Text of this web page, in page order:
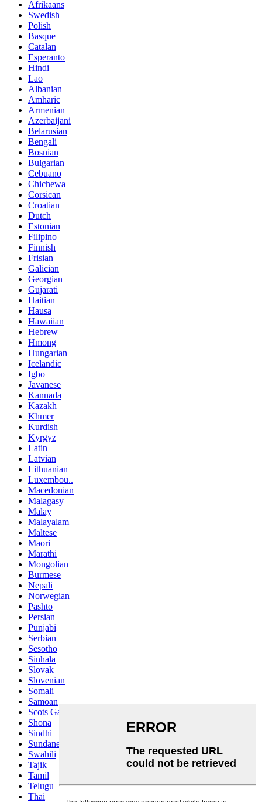
Afrikaans
Swedish
Polish
Basque
Catalan
Esperanto
Hindi
Lao
Albanian
Amharic
Armenian
Azerbaijani
Belarusian
Bengali
Bosnian
Bulgarian
Cebuano
Chichewa
Corsican
Croatian
Dutch
Estonian
Filipino
Finnish
Frisian
Galician
Georgian
Gujarati
Haitian
Hausa
Hawaiian
Hebrew
Hmong
Hungarian
Icelandic
Igbo
Javanese
Kannada
Kazakh
Khmer
Kurdish
Kyrgyz
Latin
Latvian
Lithuanian
Luxembou..
Macedonian
Malagasy
Malay
Malayalam
Maltese
Maori
Marathi
Mongolian
Burmese
Nepali
Norwegian
Pashto
Persian
Punjabi
Serbian
Sesotho
Sinhala
Slovak
Slovenian
Somali
Samoan
Scots Gaelic
Shona
Sindhi
Sundanese
Swahili
Tajik
Tamil
Telugu
Thai